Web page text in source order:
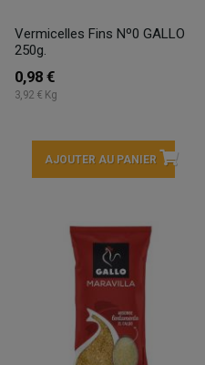
Vermicelles Fins Nº0 GALLO
250g.
0,98 €
3,92 € Kg
AJOUTER AU PANIER